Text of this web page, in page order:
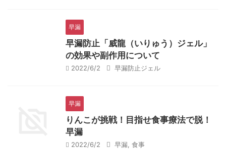
早漏
早漏防止「威龍（いりゅう）ジェル」
の効果や副作用について
2022/6/2 早漏防止ジェル
早漏
りんこが挑戦！目指せ食事療法で脱！
早漏
2022/6/2 早漏 食事